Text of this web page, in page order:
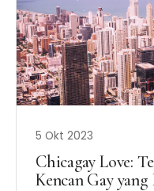
5 Okt 2023
Chicagay Love:
Kencan Gay